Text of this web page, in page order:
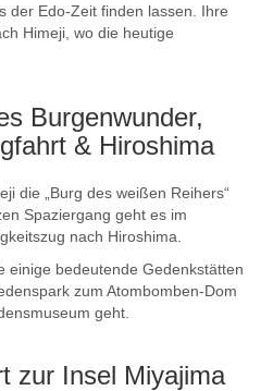
der Edo-Zeit finden lassen. Ihre
Himeji, wo die heutige
Burgenwunder,
& Hiroshima
die „Burg des weißen Reihers“
Spaziergang geht es im
nach Hiroshima.
einige bedeutende Gedenkstätten
zum Atombomben-Dom
geht.
zur Insel Miyajima